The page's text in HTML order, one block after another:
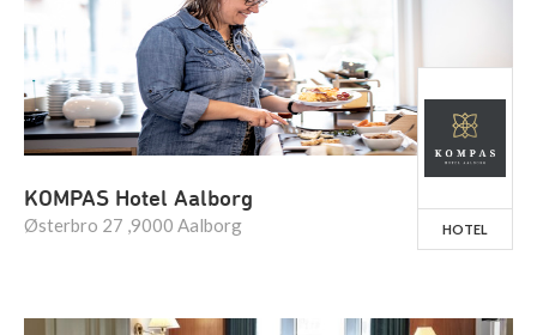
KOMPAS Hotel Aalborg
Østerbro 27 ,9000 Aalborg HOTEL